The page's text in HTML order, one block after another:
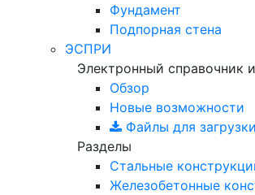
Фундамент
Подпорная стена
ЭСПРИ
Электронный справочник
Обзор
Новые возможности
Файлы для загрузки
Разделы
Стальные
Железобетонные